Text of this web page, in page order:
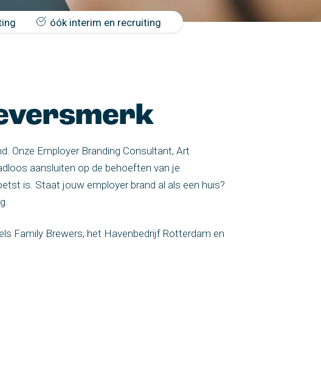
óók interim en recruiting
Onze Employer Branding Consultant, Art
aansluiten op de behoeften van je
is. Staat jouw employer brand al als een huis?
Family Brewers, het Havenbedrijf Rotterdam en